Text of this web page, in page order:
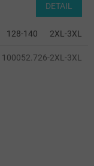
DETAIL
128-140 2XL-3XL
100052.726-2XL-3XL